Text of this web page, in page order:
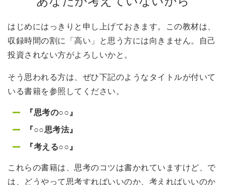
はじめにはっきりと申し上げておきます。この教材は、
収録時間の割に「高い」と思う方には向きません。自己
投資されない方がよろしいかと。
そう思われる方は、ぜひ下記のようなタイトルが付いて
いる書籍を参照してください。
『思考の○○』
『○○思考法』
『考える○○』
これらの書籍は、思考のコツは書かれていますけど、で
は、どうやって思考すればいいのか、考えればいいのか